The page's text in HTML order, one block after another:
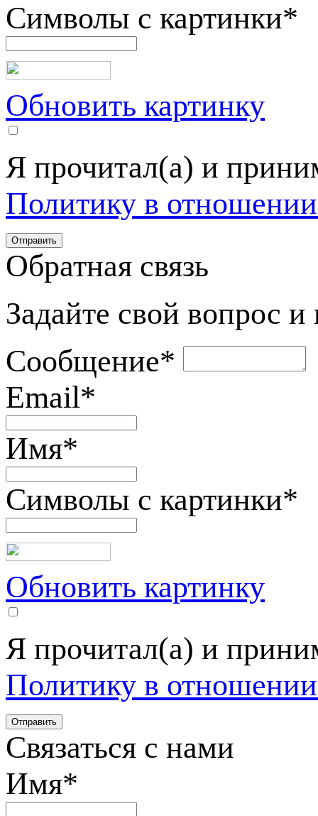
Символы с картинки*
Обновить картинку
Я прочитал(а) и
Политику в
Обратная связь
Задайте свой вопрос
Сообщение*
Email*
Имя*
Символы с картинки*
Обновить картинку
Я прочитал(а) и
Политику в
Связаться с нами
Имя*